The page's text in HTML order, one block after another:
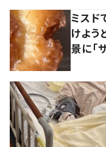
ミスド
けよ
景に「